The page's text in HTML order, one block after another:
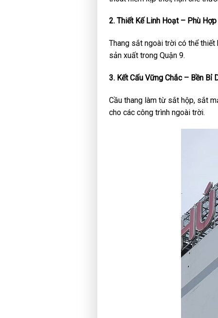
2. Thiết Kế Linh Hoạt – Phù
Thang sắt ngoài trời có thể thiết
sản xuất trong Quận 9.
3. Kết Cấu Vững Chắc – Bền Bỉ
Cầu thang làm từ sắt hộp, sắt
cho các công trình ngoài trời.